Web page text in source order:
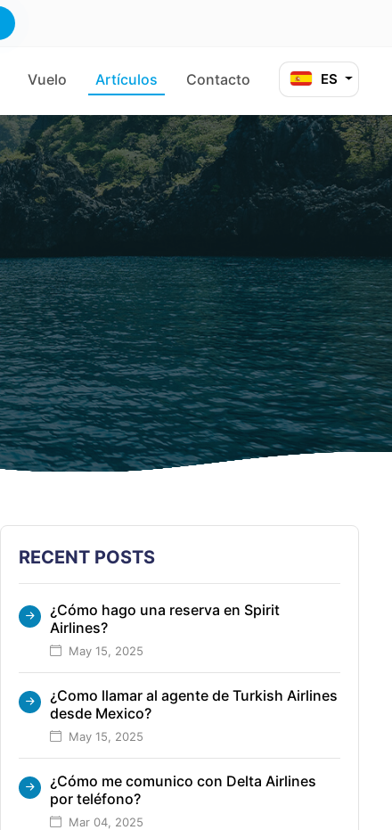
ES
Vuelo Artículos Contacto
RECENT POSTS
¿Cómo hago una reserva en Spirit
Airlines?
May 15, 2025
¿Como llamar al agente de Turkish Airlines
desde Mexico?
May 15, 2025
¿Cómo me comunico con Delta Airlines
por teléfono?
Mar 04, 2025